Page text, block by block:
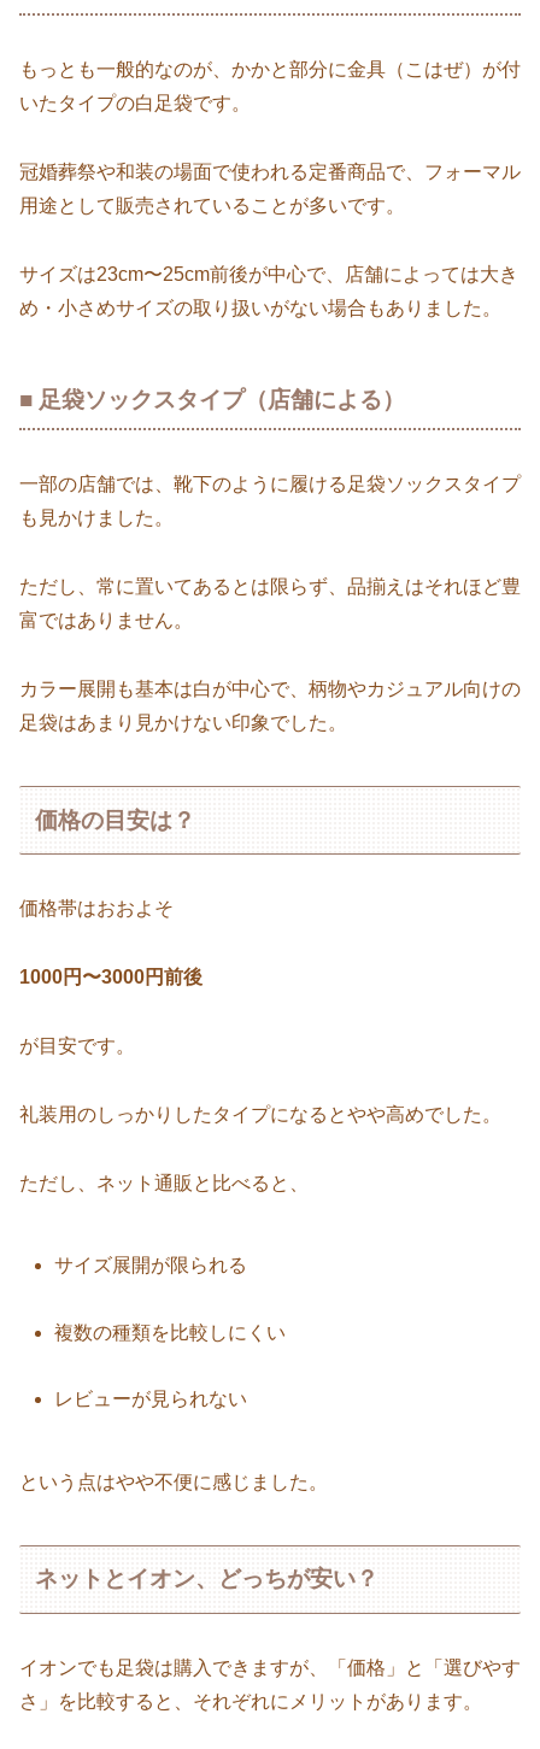
もっとも一般的なのが、かかと部分に金具（こはぜ）が付
いたタイプの白足袋です。
冠婚葬祭や和装の場面で使われる定番商品で、フォーマル
用途として販売されていることが多いです。
サイズは23cm〜25cm前後が中心で、店舗によっては大き
め・小さめサイズの取り扱いがない場合もありました。
■ 足袋ソックスタイプ（店舗による）
一部の店舗では、靴下のように履ける足袋ソックスタイプ
も見かけました。
ただし、常に置いてあるとは限らず、品揃えはそれほど豊
富ではありません。
カラー展開も基本は白が中心で、柄物やカジュアル向けの
足袋はあまり見かけない印象でした。
価格の目安は？
価格帯はおおよそ
1000円〜3000円前後
が目安です。
礼装用のしっかりしたタイプになるとやや高めでした。
ただし、ネット通販と比べると、
サイズ展開が限られる
複数の種類を比較しにくい
レビューが見られない
という点はやや不便に感じました。
ネットとイオン、どっちが安い？
イオンでも足袋は購入できますが、「価格」と「選びやす
さ」を比較すると、それぞれにメリットがあります。